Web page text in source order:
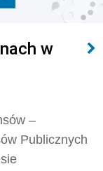
w
–
Publicznych